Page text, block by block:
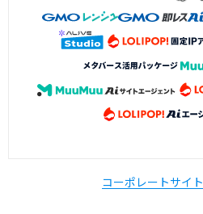
コーポレートサイト